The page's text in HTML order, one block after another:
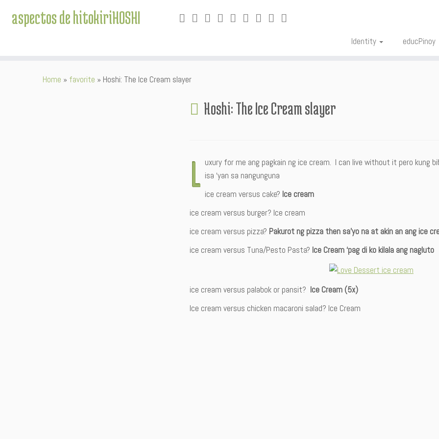
aspectos de hitokiriHOSHI
Identity educPinoy
Home » favorite » Hoshi: The Ice Cream slayer
Hoshi: The Ice Cream slayer
L uxury for me ang pagkain ng ice cream. I can live without it pero kung
isa ‘yan sa nangunguna
ice cream versus cake? Ice cream
ice cream versus burger? Ice cream
ice cream versus pizza? Pakurot ng pizza then sa’yo na at akin an ang ice
ice cream versus Tuna/Pesto Pasta? Ice Cream ‘pag di ko kilala ang nagluto
ice cream versus palabok or pansit? Ice Cream (5x)
Ice cream versus chicken macaroni salad? Ice Cream